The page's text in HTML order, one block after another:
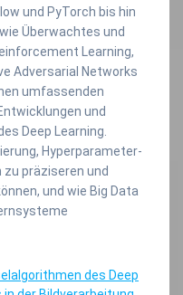
und PyTorch bis hin
Überwachtes und
Learning,
Adversarial Networks
umfassenden
und
Deep Learning.
Hyperparameter-
präziseren und
und wie Big Data
des Deep